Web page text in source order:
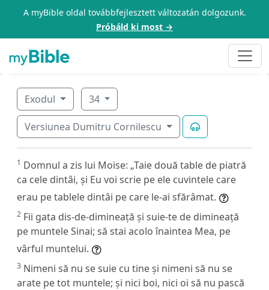
A myBible oldal továbbfejlesztett változatán dolgozunk.
Próbáld ki most →
Exodul 34
Versiunea Dumitru Cornilescu
1 Domnul a zis lui Moise: „Taie două table de piatră
ca cele dintâi, și Eu voi scrie pe ele cuvintele care
erau pe tablele dintâi pe care le-ai sfărâmat.
2 Fii gata dis-de-dimineață și suie-te de dimineață
pe muntele Sinai; să stai acolo înaintea Mea, pe
vârful muntelui.
3 Nimeni să nu se suie cu tine și nimeni să nu se
arate pe tot muntele; și nici boi, nici oi să nu pască